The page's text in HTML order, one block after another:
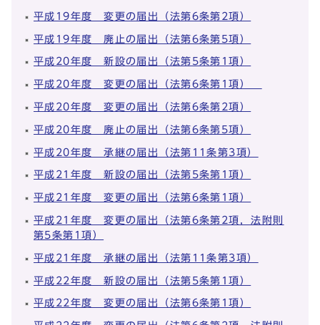
平成19年度 変更の届出（法第6条第2項）
平成19年度 廃止の届出（法第6条第5項）
平成20年度 新設の届出（法第5条第1項）
平成20年度 変更の届出（法第6条第1項）
平成20年度 変更の届出（法第6条第2項）
平成20年度 廃止の届出（法第6条第5項）
平成20年度 承継の届出（法第11条第3項）
平成21年度 新設の届出（法第5条第1項）
平成21年度 変更の届出（法第6条第1項）
平成21年度 変更の届出（法第6条第2項，法附則
第5条第1項）
平成21年度 承継の届出（法第11条第3項）
平成22年度 新設の届出（法第5条第1項）
平成22年度 変更の届出（法第6条第1項）